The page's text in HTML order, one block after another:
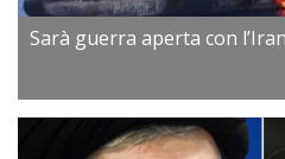
Sarà guerra aperta con